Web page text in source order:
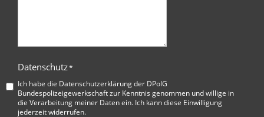
Datenschutz*
Ich habe die Datenschutzerklärung der DPolG
Bundespolizeigewerkschaftzur Kenntnis genommen und willige in
die Verarbeitung meiner Daten ein. Ich kann diese Einwilligung
jederzeit widerrufen.